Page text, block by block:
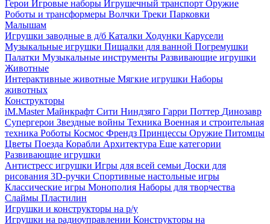
Герои Игровые наборы Игрушечный транспорт Оружие
Роботы и трансформеры Волчки Треки Парковки
Малышам
Игрушки заводные в д/б Каталки Ходунки Карусели
Музыкальные игрушки Пищалки для ванной Погремушки
Палатки Музыкальные инструменты Развивающие игрушки
Животные
Интерактивные животные Мягкие игрушки Наборы
животных
Конструкторы
iM.Master Майнкрафт Сити Ниндзяго Гарри Поттер Динозавр
Супергерои Звездные войны Техника Военная и строительная
техника Роботы Космос Френдз Принцессы Оружие Питомцы
Цветы Поезда Корабли Архитектура Еще категории
Развивающие игрушки
Антистресс игрушки Игры для всей семьи Доски для
рисования 3D-ручки Спортивные настольные игры
Классические игры Монополия Наборы для творчества
Слаймы Пластилин
Игрушки и конструкторы на р/у
Игрушки на радиоуправлении Конструкторы на